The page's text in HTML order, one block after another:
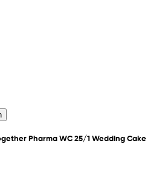
Pharma WC 25/1 Wedding Cake